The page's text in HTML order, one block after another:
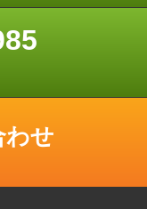
わせ